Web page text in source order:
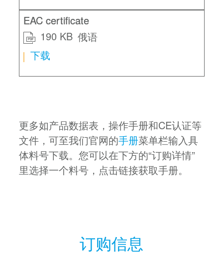
EAC certificate
俄语
PDF
190 KB
下载
更多如产品数据表，操作手册和CE认证等
文件，可至我们官网的手册菜单栏输入具
体料号下载。您可以在下方的“订购详情”
里选择一个料号，点击链接获取手册。
订购信息